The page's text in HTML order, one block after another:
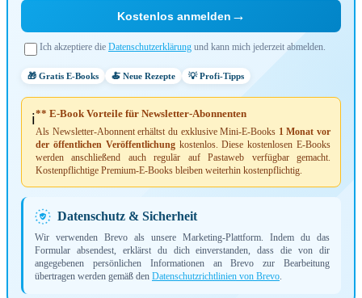
Kostenlos anmelden →
Ich akzeptiere die Datenschutzerklärung und kann mich jederzeit abmelden.
🎁 Gratis E-Books 🍝 Neue Rezepte 💡 Profi-Tipps
ℹ️** E-Book Vorteile für Newsletter-Abonnenten
Als Newsletter-Abonnent erhältst du exklusive Mini-E-Books 1 Monat vor
der öffentlichen Veröffentlichungkostenlos. Diese kostenlosen E-Books
werden anschließend auch regulär auf Pastaweb verfügbar gemacht.
Kostenpflichtige Premium-E-Books bleiben weiterhin kostenpflichtig.
Datenschutz & Sicherheit
Wir verwenden Brevo als unsere Marketing-Plattform. Indem du das
Formular absendest, erklärst du dich einverstanden, dass die von dir
angegebenen persönlichen Informationen an Brevo zur Bearbeitung
übertragen werden gemäß den Datenschutzrichtlinien von Brevo.